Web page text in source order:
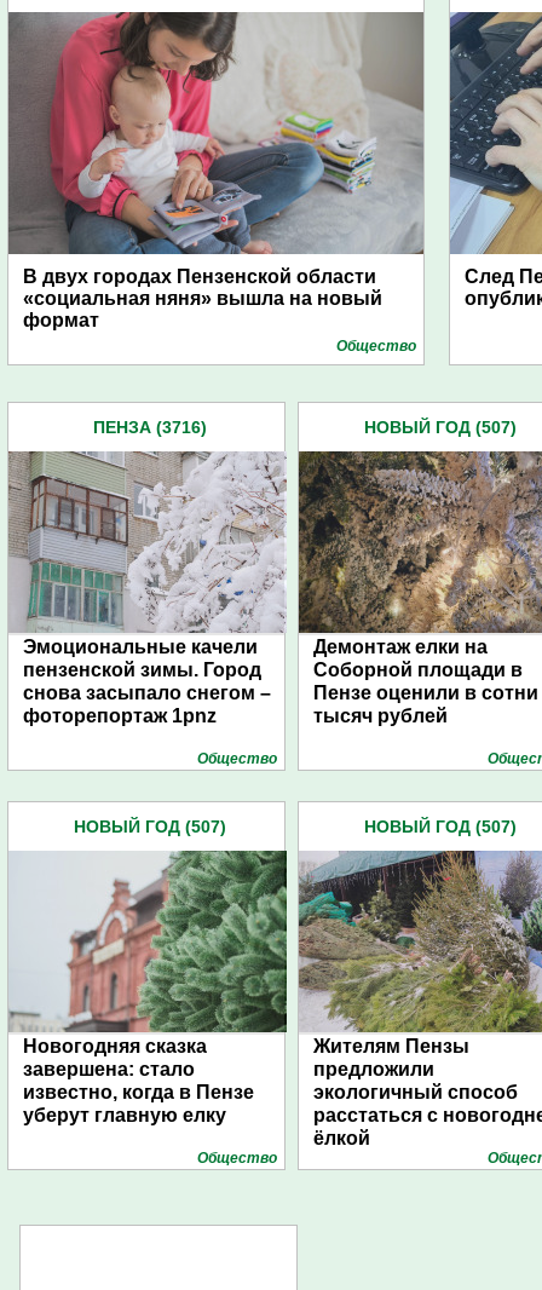
В двух городах Пензенской области
«социальная няня» вышла на новый
формат
Общество
След
ПЕНЗА (3716)
Эмоциональные качели
пензенской зимы. Город
снова засыпало снегом –
фоторепортаж 1pnz
Общество
НОВЫЙ ГОД (507)
Демонтаж елки на
Соборной площади в
Пензе оценили в сотни
тысяч рублей
НОВЫЙ ГОД (507)
Новогодняя сказка
завершена: стало
известно, когда в Пензе
уберут главную елку
Общество
НОВЫЙ ГОД (507)
Жителям Пензы
предложили
экологичный способ
расстаться с
ёлкой